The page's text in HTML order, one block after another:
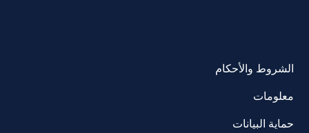
الشروط والأحكام
معلومات
حماية البيانات